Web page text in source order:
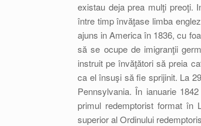
existau deja prea mulţi preoţi.
între timp învăţase limba
ajuns in America în 1836, cu
să se ocupe de imigranţii
instruit pe învăţători să preia
ca el însuşi să fie sprijinit. La
Pennsylvania. În ianuarie
primul redemptorist format în
superior al Ordinului